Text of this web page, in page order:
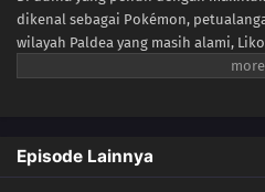
82 At the End of the Shining Rainbow
80 Totally Awesome Pokémon in Area
dikenal sebagai Pokémon,
wilayah Paldea yang masih alami,
perjalanan ke wilayah Kanto untuk
Pokémon kucing tipe Rumput yang
pertamanya.Sebelum Liko
Episode Lainnya